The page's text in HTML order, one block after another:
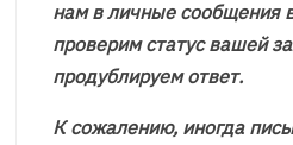
нам в личные сообщения
проверим статус вашей
продублируем ответ.
К сожалению, иногда